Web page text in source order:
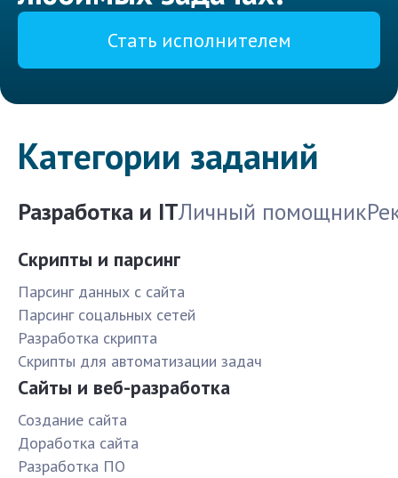
Стать исполнителем
Категории заданий
Разработка и ITЛичный помощник
Скрипты и парсинг
Парсинг данных с сайта
Парсинг соцальных сетей
Разработка скрипта
Скрипты для автоматизации задач
Сайты и веб-разработка
Создание сайта
Доработка сайта
Разработка ПО